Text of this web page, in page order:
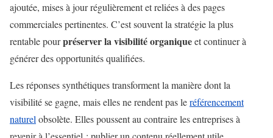
ajoutée, mises à jour régulièrement et reliées à des pages
commerciales pertinentes. C’est souvent la stratégie la plus
rentable pourpréserver la visibilité organiqueet continuer à
générer des opportunités qualifiées.
Les réponses synthétiques transforment la manière dont la
visibilité se gagne, mais elles ne rendent pas leréférencement
naturel obsolète. Elles poussent au contraire les entreprises à